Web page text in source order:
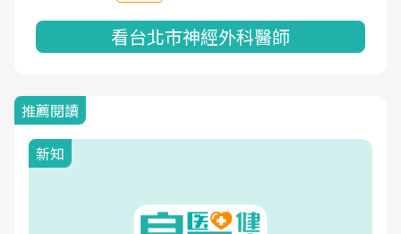
看台北市神經外科醫師
推薦閱讀
新知